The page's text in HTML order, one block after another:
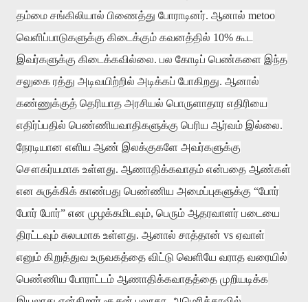
தம்மை சங்கிலியால் பிணைத்து போராடினர். ஆனால் metoo
வெளிப்பாடுகளுக்கு கிடைக்கும் கவனத்தில் 10% கூட
இவர்களுக்கு கிடைக்கவில்லை. பல கோடிப் பெண்களை இந்த
சலுகை ரத்து அடிவயிற்றில் அடிக்கப் போகிறது. ஆனால்
கண்ணுக்குத் தெரியாத அரசியல் பொருளாதார எதிரியை
எதிர்ப்பதில் பெண்ணியவாதிகளுக்கு பெரிய ஆர்வம் இல்லை.
நேரடியான எளிய ஆண் இலக்குகளே அவர்களுக்கு
சௌகர்யமாக உள்ளது. ஆணாதிக்கவாதம் என்பதை ஆண்கள்
என சுருக்கிக் காண்பது பெண்ணிய அமைப்புகளுக்கு “போர்
போர் போர்” என முழக்கமிடவும், பெரும் ஆதரவாளர் படையை
திரட்டவும் சுலபமாக உள்ளது. ஆனால் சாத்தான் vs ஏவாள்
எனும் கிறுத்துவ உருவகத்தை விட்டு வெளியே வராத வரையில்
பெண்ணிய போராட்டம் ஆணாதிக்கவாதத்தை முறியடிக்க